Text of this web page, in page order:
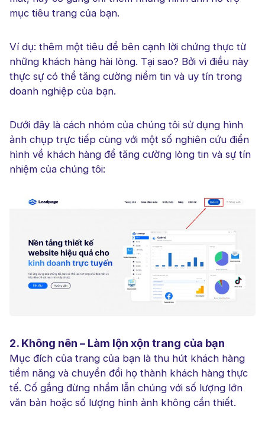
mục tiêu trang của bạn.
Ví dụ: thêm một tiêu đề bên cạnh lời chứng thực từ
những khách hàng hài lòng. Tại sao? Bởi vì điều này
thực sự có thể tăng cường niềm tin và uy tín trong
doanh nghiệp của bạn.
Dưới đây là cách nhóm của chúng tôi sử dụng hình
ảnh chụp trực tiếp cùng với một số nghiên cứu điển
hình về khách hàng để tăng cường lòng tin và sự tín
nhiệm của chúng tôi:
2. Không nên – Làm lộn xộn trang của bạn
Mục đích của trang của bạn là thu hút khách hàng
tiềm năng và chuyển đổi họ thành khách hàng thực
tế. Cố gắng đừng nhầm lẫn chúng với số lượng lớn
văn bản hoặc số lượng hình ảnh không cần thiết.